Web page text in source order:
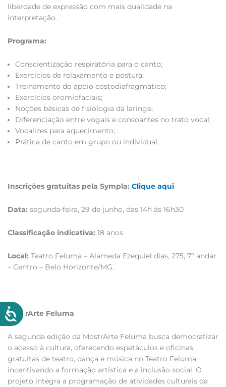
liberdade de expressão com mais qualidade na
interpretação.
Programa:
Conscientização respiratória para o canto;
Exercícios de relaxamento e postura;
Treinamento do apoio costodiafragmático;
Exercícios oromiofaciais;
Noções básicas de fisiologia da laringe;
Diferenciação entre vogais e consoantes no trato vocal;
Vocalizes para aquecimento;
Prática de canto em grupo ou individual.
Inscrições gratuitas pela Sympla: Clique aqui
Data: segunda-feira, 29 de junho, das 14h às 16h30
Classificação indicativa: 18 anos
Local: Teatro Feluma – Alameda Ezequiel dias, 275, 7º andar
– Centro – Belo Horizonte/MG.
MostrArte Feluma
A segunda edição da MostrArte Feluma busca democratizar
o acesso à cultura, oferecendo espetáculos e oficinas
gratuitas de teatro, dança e música no Teatro Feluma,
incentivando a formação artística e a inclusão social. O
projeto integra a programação de atividades culturais da